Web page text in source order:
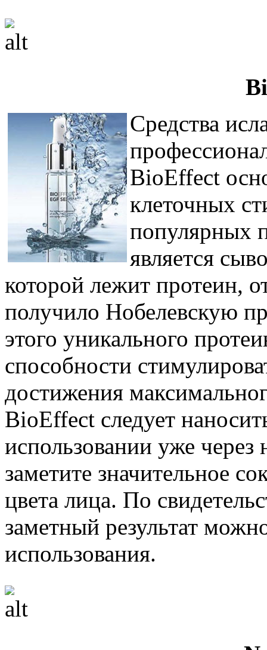
Средства
BioEffect
клеточных
популярных
является
которой лежит протеин,
получило Нобелевскую
этого уникального
способности
достижения
BioEffect следует
использовании уже
заметите значительное
цвета лица. По
заметный результат
использования.